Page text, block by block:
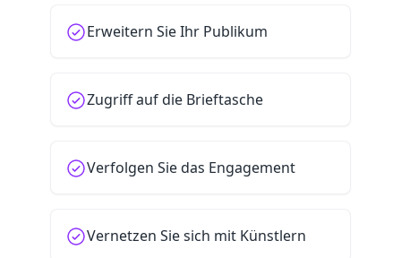
Erweitern Sie Ihr Publikum
Zugriff auf die Brieftasche
Verfolgen Sie das Engagement
Vernetzen Sie sich mit Künstlern